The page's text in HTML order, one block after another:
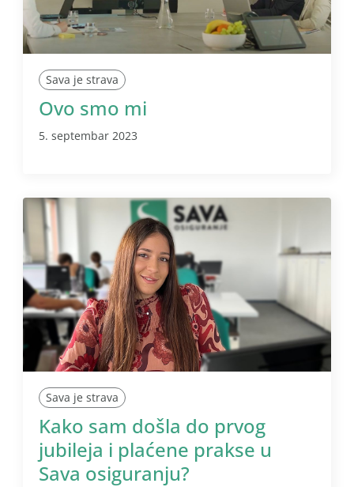
Sava je strava
Ovo smo mi
5. septembar 2023
Sava je strava
Kako sam došla do prvog
jubileja i plaćene prakse u
Sava osiguranju?